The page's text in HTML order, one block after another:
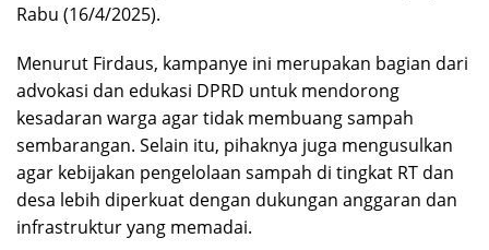
Rabu (16/4/2025).
Menurut Firdaus, kampanye ini merupakan bagian dari
advokasi dan edukasi DPRD untuk mendorong
kesadaran warga agar tidak membuang sampah
sembarangan. Selain itu, pihaknya juga mengusulkan
agar kebijakan pengelolaan sampah di tingkat RT dan
desa lebih diperkuat dengan dukungan anggaran dan
infrastruktur yang memadai.